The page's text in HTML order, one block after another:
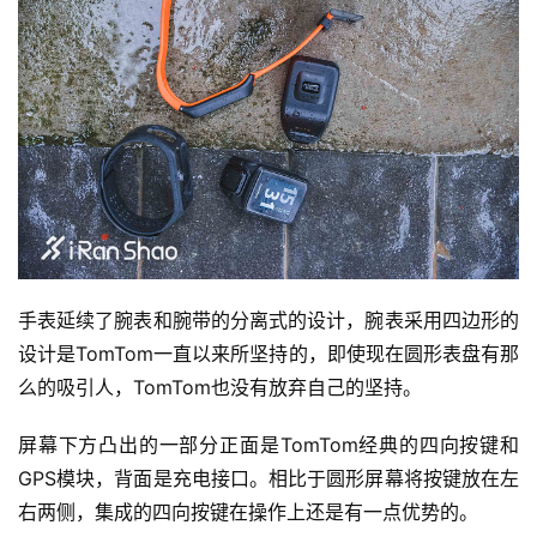
手表延续了腕表和腕带的分离式的设计，腕表采用四边形的
设计是TomTom一直以来所坚持的，即使现在圆形表盘有那
么的吸引人，TomTom也没有放弃自己的坚持。
屏幕下方凸出的一部分正面是TomTom经典的四向按键和
GPS模块，背面是充电接口。相比于圆形屏幕将按键放在左
右两侧，集成的四向按键在操作上还是有一点优势的。